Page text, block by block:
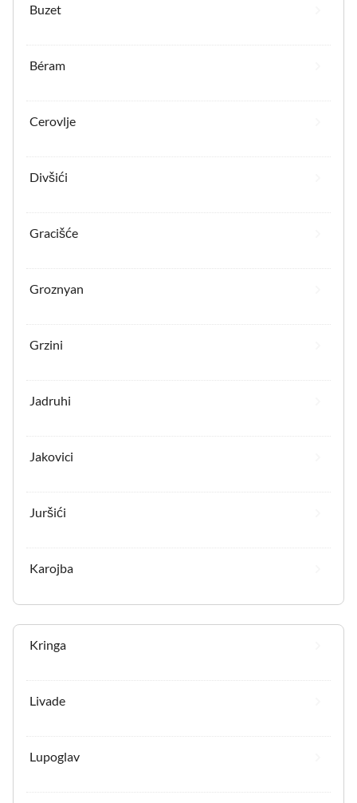
Buzet
Béram
Cerovlje
Divšići
Gracišće
Groznyan
Grzini
Jadruhi
Jakovici
Juršići
Karojba
Kringa
Livade
Lupoglav